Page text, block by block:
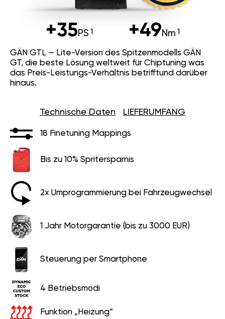
+35PS +49Nm
GÄN GTL — Lite-Version des Spitzenmodells GÄN
GT, die beste Lösung weltweit für Chiptuning was
das Preis-Leistungs-Verhältnis betrifftund darüber
hinaus.
Technische Daten LIEFERUMFANG
18 Finetuning Mappings
Bis zu 10% Spritersparnis
2x Umprogrammierung bei Fahrzeugwechsel
1 Jahr Motorgarantie (bis zu 3000 EUR)
Steuerung per Smartphone
4 Betriebsmodi
Funktion „Heizung“